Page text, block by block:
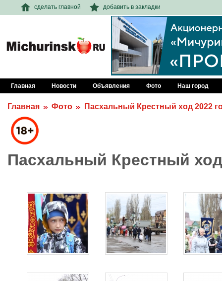
сделать главной добавить в закладки
Главная Новости Объявления Фото Наш город
Главная Фото Пасхальный Крестный ход 2022
Пасхальный Крестный